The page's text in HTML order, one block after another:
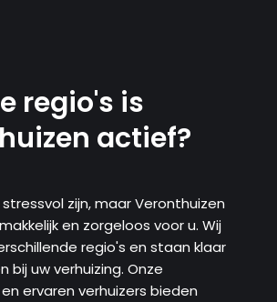
regio's is
actief?
zijn, maar Veronthuizen
en zorgeloos voor u. Wij
regio's en staan ​​klaar
bij uw verhuizing. Onze
ervaren verhuizers bieden